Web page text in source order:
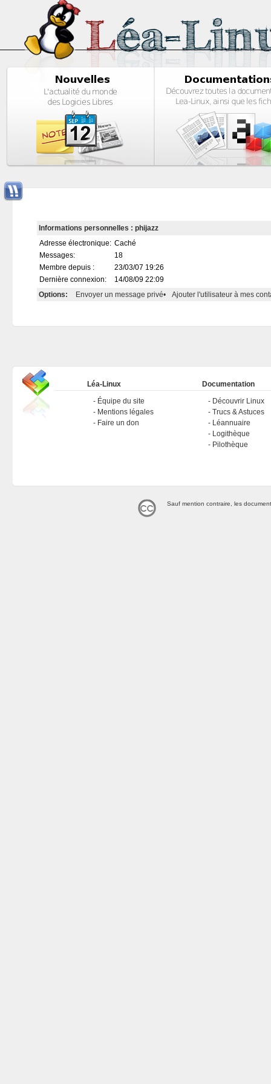
Informations personnelles : phijazz
Adresse électronique: Caché
Messages:
18
Membre depuis :
23/03/07 19:26
Dernière connexion:
14/08/09 22:09
Options:
Envoyer un message privé• Ajouter l'utilisateur à mes
Léa-Linux
Équipe du site
Mentions légales
Faire un don
Documentation
Découvrir Linux
Trucs & Astuces
Léannuaire
Logithèque
Pilothèque
Sauf mention contraire, les